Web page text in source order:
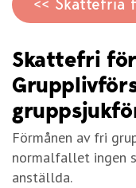
<< Skattefria
Skattefri
Förmånen av fri
normalfallet ingen
anställda.